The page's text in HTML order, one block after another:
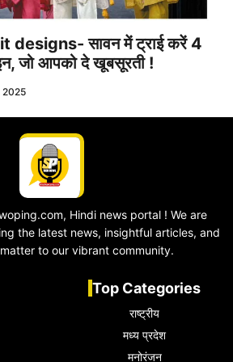
सावन में ट्राई करें 4
जो आपको दे खूबसूरती !
2025
Hindi news portal ! We are
the latest news, insightful articles, and
to our vibrant community.
Top Categories
राष्ट्रीय
मध्य प्रदेश
मनोरंजन